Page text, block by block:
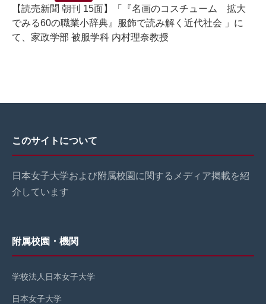
【読売新聞 朝刊 15面】「『名画のコスチューム 拡大
でみる60の職業小辞典』服飾で読み解く近代社会 」に
て、家政学部 被服学科 内村理奈教授
このサイトについて
日本女子大学および附属校園に関するメディア掲載を紹
介しています
附属校園・機関
学校法人日本女子大学
日本女子大学